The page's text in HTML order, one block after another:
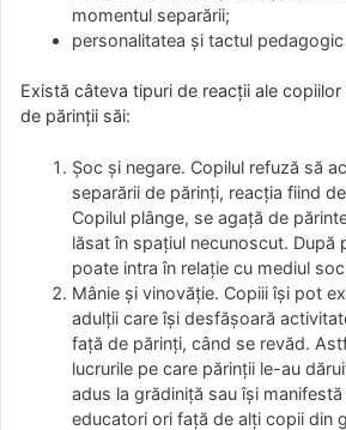
momentul separării;
personalitatea și tactul
Există câteva tipuri de reacții ale
de părinții săi:
Șoc și negare. Copilul refuză să
separării de părinți, reacția fiind
Copilul plânge, se agață de
lăsat în spațiul necunoscut. După
poate intra în relație cu mediul
Mânie și vinovăție. Copiii își pot
adulții care își desfășoară
față de părinți, când se revăd.
lucrurile pe care părinții le-au
adus la grădiniță sau își
educatori ori față de alți copii din